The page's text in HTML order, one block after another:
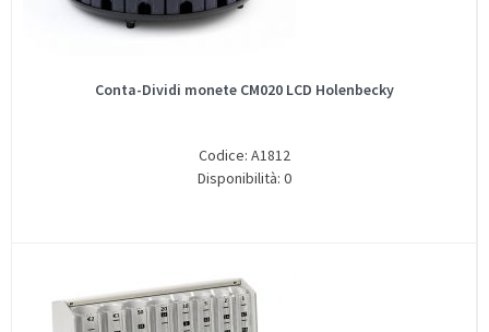
Conta-Dividi monete CM020 LCD Holenbecky
Codice: A1812
Disponibilità: 0